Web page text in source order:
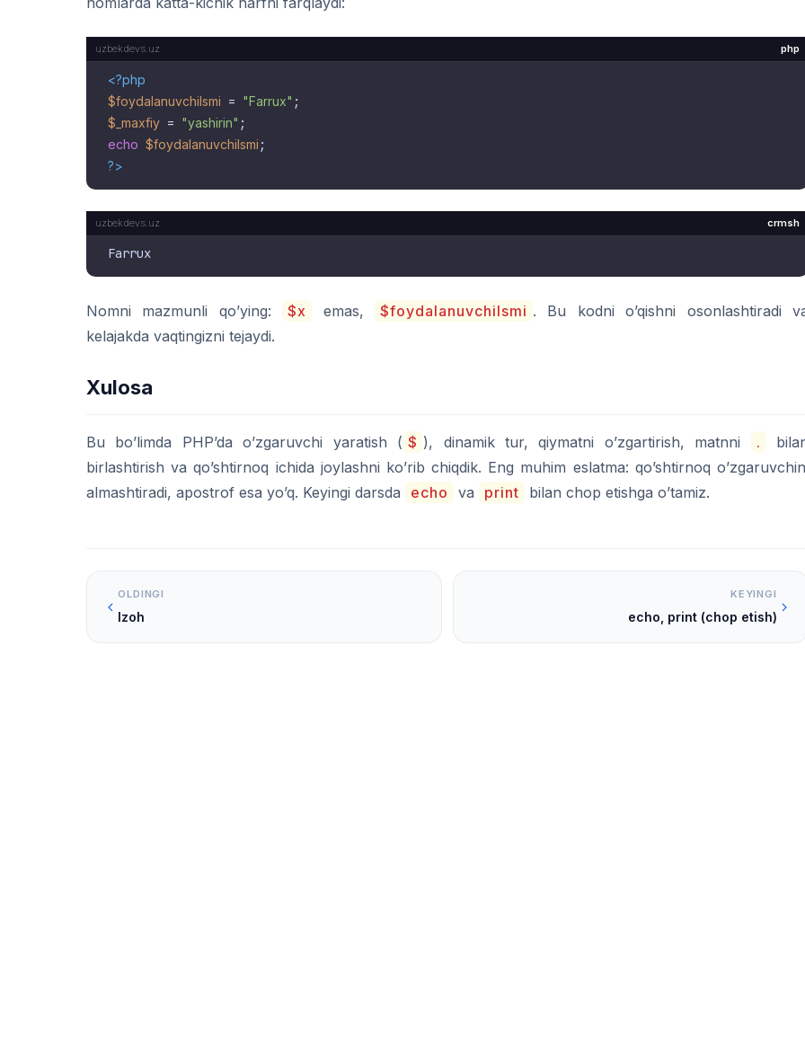
php
<?php
$foydalanuvchiIsmi = "Farrux"
$_maxfiy = "yashirin"
echo $foydalanuvchiIsmi
?>
crmsh
Nomni mazmunli qo’ying: $x emas, $foydalanuvchiIsmi . Bu kodni o’qishni osonlashtiradi
kelajakda vaqtingizni tejaydi.
Xulosa
Bu bo’limda PHP’da o’zgaruvchi yaratish ( $ ), dinamik tur, qiymatni o’zgartirish, matnni .
birlashtirish va qo’shtirnoq ichida joylashni ko’rib chiqdik. Eng muhim eslatma: qo’shtirnoq
almashtiradi, apostrof esa yo’q. Keyingi darsda
echo va print bilan chop etishga o’tamiz.
OLDINGI
Izoh
KEYINGI
echo, print (chop etish)